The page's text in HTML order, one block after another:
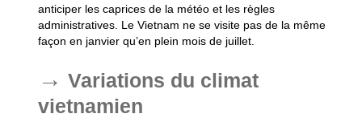
anticiper les caprices de la météo et les règles
administratives. Le Vietnam ne se visite pas de la même
façon en janvier qu’en plein mois de juillet.
Variations du climat
vietnamien